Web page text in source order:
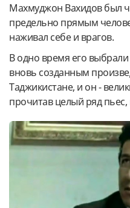
Махмуджон Вахидов был
предельно прямым
наживал себе и врагов.
В одно время его выбрали
вновь созданным
Таджикистане, и он -
прочитав целый ряд пьес,